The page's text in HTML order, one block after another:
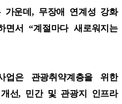
가운데, 무장애 연계성 강화
서 “계절마다 새로워지는
은 관광취약계층을 위한
선, 민간 및 관광지 인프라